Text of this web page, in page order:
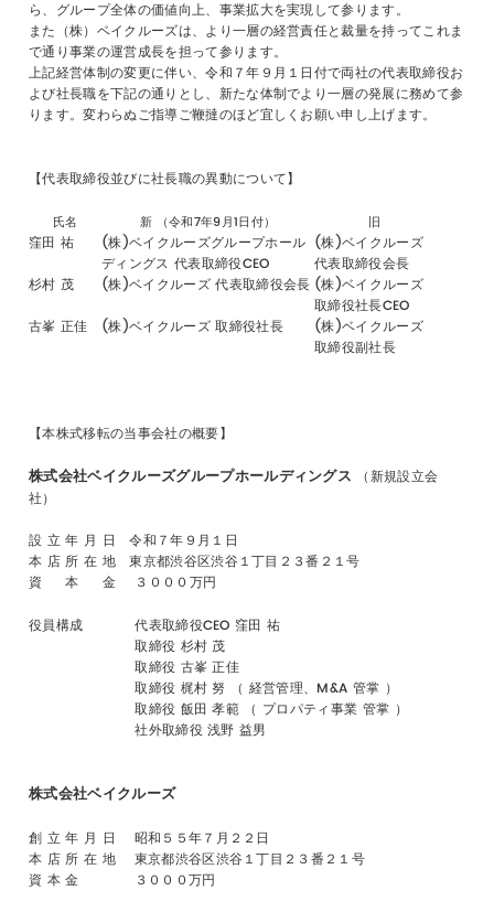
ら、グループ全体の価値向上、事業拡大を実現して参ります。
また（株）ベイクルーズは、より一層の経営責任と裁量を持ってこれま
で通り事業の運営成長を担って参ります。
上記経営体制の変更に伴い、令和７年９月１日付で両社の代表取締役お
よび社長職を下記の通りとし、新たな体制でより一層の発展に務めて参
ります。変わらぬご指導ご鞭撻のほど宜しくお願い申し上げます。
【代表取締役並びに社長職の異動について】
氏名 新 （令和7年9月1日付） 旧
窪田 祐
(株)ベイクルーズグループホール
ディングス 代表取締役CEO
(株)ベイクルーズ
代表取締役会長
杉村 茂
(株)ベイクルーズ 代表取締役会長 (株)ベイクルーズ
取締役社長CEO
古峯 正佳
(株)ベイクルーズ取締役社長
(株)ベイクルーズ
取締役副社長
【本株式移転の当事会社の概要】
株式会社ベイクルーズグループホールディングス （新規設立会
社）
設 立 年 月 日 令和７年９月１日
本 店 所 在 地 東京都渋谷区渋谷１丁目２３番２１号
資 本 金 ３０００万円
役員構成 代表取締役CEO 窪田 祐
取締役 杉村 茂
取締役 古峯 正佳
取締役 梶村 努 （ 経営管理、M&A 管掌 ）
取締役 飯田 孝範 （ プロパティ事業 管掌 ）
社外取締役 浅野 益男
株式会社ベイクルーズ
創 立 年 月 日 昭和５５年７月２２日
本 店 所 在 地 東京都渋谷区渋谷１丁目２３番２１号
資 本 金 ３０００万円